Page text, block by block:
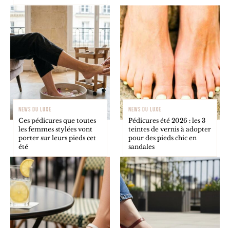
NEWS DU LUXE
Ces pédicures que toutes
les femmes stylées vont
porter sur leurs pieds cet
été
NEWS DU LUXE
Pédicures été 2026 : les 3
teintes de vernis à adopter
pour des pieds chic en
sandales